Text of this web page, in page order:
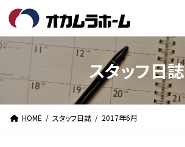
テ
ン
へ
キ
ゲ
ー
ョ
に
スタッフ日誌
HOME スタッフ日誌 2017年6月